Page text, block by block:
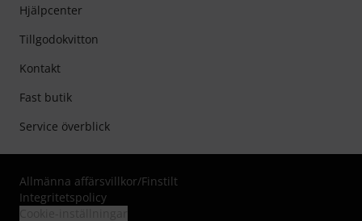
Hjälpcenter
Tillgodokvitton
Kontakt
Fast butik
Service överblick
Allmänna affärsvillkor/Finstilt
Integritetspolicy